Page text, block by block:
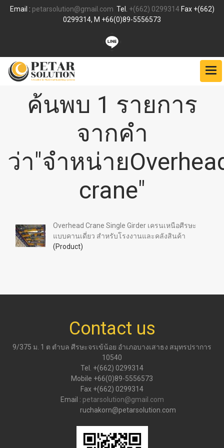
Email : petarsolution@gmail.com Tel. +(662) 0299314Fax +(662)
0299314, M +66(0)89-5556573
ค้นพบ 1 รายการ
จากคำ
ว่า"จำหน่าย
crane"
Overhead Crane Single Girder เครนเหนือศีรษะ
แบบคานเดี่ยว สำหรับโรงงานและคลังสินค้า
(Product)
Contact us
9/375 ม. 1 ต ตำบล ศีรษะจรเข้น้อย อำเภอบางเสาธง สมุทรปราการ
10540
Tel. +(662) 0299314
Mobile +66(0)89-5556573
Fax +(662) 0299314
Email : petarsolution@gmail.com
ruchakorn@petarsolution.com